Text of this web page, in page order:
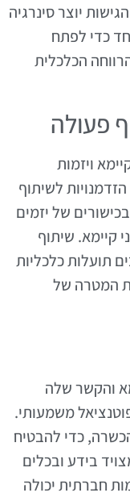
יוצר סינרגיה
כדי לפתח
הכלכלית
פעולה
ויזמות
לשיתוף
של יזמים
קיימא. שיתוף
תועלות כלכליות
המטרה של
והקשר שלה
משמעותי.
כדי להבטיח
בידע ובכלים
חברתית יכולה